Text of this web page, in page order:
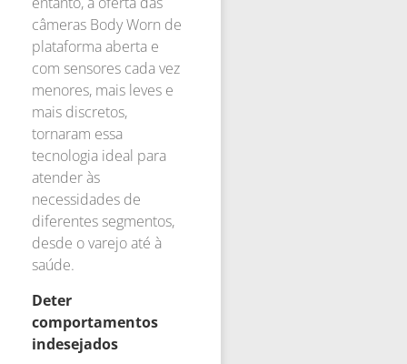
câmeras Body Worn de
plataforma aberta e
com sensores cada vez
menores, mais leves e
mais discretos,
tornaram essa
tecnologia ideal para
atender às
necessidades de
diferentes segmentos,
desde o varejo até à
saúde.
Deter
comportamentos
indesejados